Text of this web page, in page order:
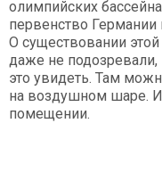
олимпийских
первенство
О существовании
даже не подозревали,
это увидеть. Там
на воздушном шаре.
помещении.